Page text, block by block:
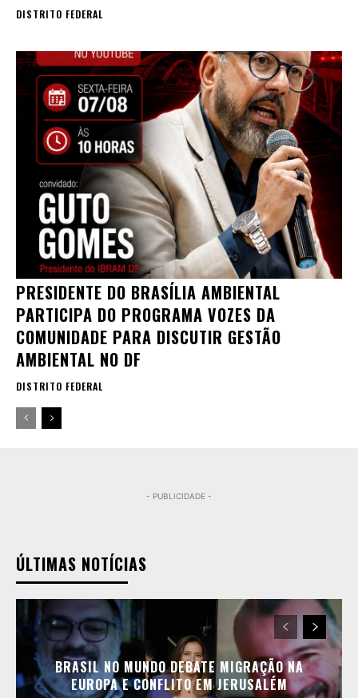
DISTRITO FEDERAL
PRESIDENTE DO BRASÍLIA AMBIENTAL
PARTICIPA DO PROGRAMA VOZES DA
COMUNIDADE PARA DISCUTIR GESTÃO
AMBIENTAL NO DF
DISTRITO FEDERAL
- PUBLICIDADE -
ÚLTIMAS NOTÍCIAS
BRASIL NO MUNDO DEBATE MIGRAÇÃO NA
EUROPA E CONFLITO EM JERUSALÉM